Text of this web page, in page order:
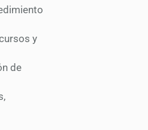
y
de